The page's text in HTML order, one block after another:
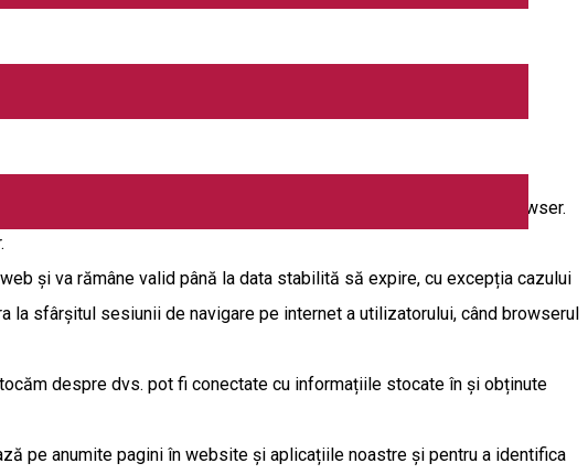
cookie-urilor, conform prevederilor prezentei politici.
server al unui site web către un browser, fiind stocată de acel browser.
și va rămâne valid până la data stabilită să expire, cu excepția cazului
sfârșitul sesiunii de navigare pe internet a utilizatorului, când browserul
despre dvs. pot fi conectate cu informațiile stocate în și obținute
pe anumite pagini în website și aplicațiile noastre și pentru a identifica